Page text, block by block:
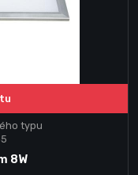
typu
8W